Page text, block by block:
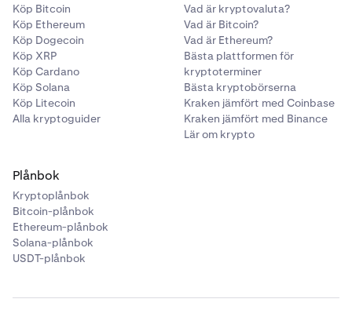
Köp Bitcoin
Köp Ethereum
Köp Dogecoin
Köp XRP
Köp Cardano
Köp Solana
Köp Litecoin
Alla kryptoguider
Vad är kryptovaluta?
Vad är Bitcoin?
Vad är Ethereum?
Bästa plattformen för
kryptoterminer
Bästa kryptobörserna
Kraken jämfört med Coinbase
Kraken jämfört med Binance
Lär om krypto
Plånbok
Kryptoplånbok
Bitcoin-plånbok
Ethereum-plånbok
Solana-plånbok
USDT-plånbok